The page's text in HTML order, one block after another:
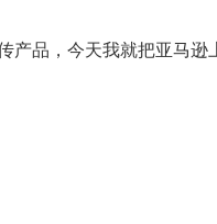
产品，今天我就把亚马逊